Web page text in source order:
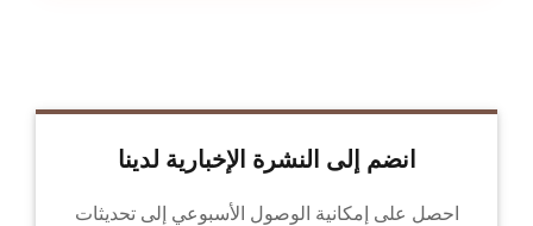
انضم إلى النشرة الإخبارية لدينا
احصل على إمكانية الوصول الأسبوعي إلى تحديثات